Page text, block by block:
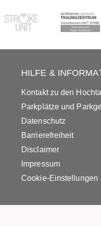
HILFE &
Kontakt zu den
Parkplätze und
Datenschutz
Barrierefreiheit
Disclaimer
Impressum
Cookie-Einstellungen